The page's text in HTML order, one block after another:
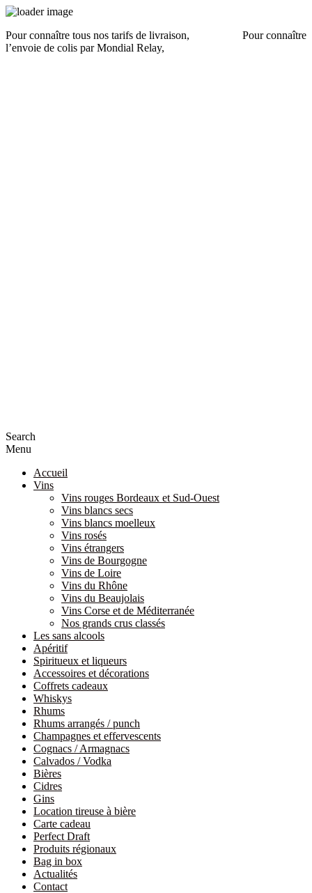
Pour connaître tous nos tarifs de livraison,
Pour connaître
l’envoie de colis par Mondial Relay,
Search
Menu
Accueil
Vins
Vins rouges Bordeaux et Sud-Ouest
Vins blancs secs
Vins blancs moelleux
Vins rosés
Vins étrangers
Vins de Bourgogne
Vins de Loire
Vins du Rhône
Vins du Beaujolais
Vins Corse et de Méditerranée
Nos grands crus classés
Les sans alcools
Apéritif
Spiritueux et liqueurs
Accessoires et décorations
Coffrets cadeaux
Whiskys
Rhums
Rhums arrangés / punch
Champagnes et effervescents
Cognacs / Armagnacs
Calvados / Vodka
Bières
Cidres
Gins
Location tireuse à bière
Carte cadeau
Perfect Draft
Produits régionaux
Bag in box
Actualités
Contact